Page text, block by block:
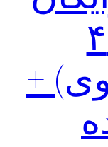
(معرفی ۴
+